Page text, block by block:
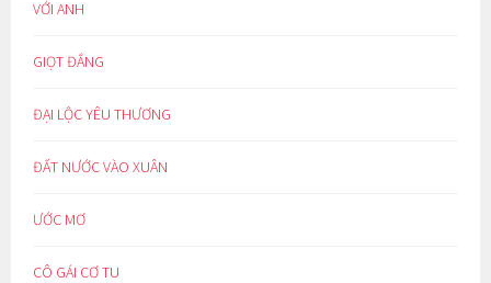
VỚI ANH
GIỌT ĐẮNG
ĐẠI LỘC YÊU THƯƠNG
ĐẤT NƯỚC VÀO XUÂN
ƯỚC MƠ
CÔ GÁI CƠ TU